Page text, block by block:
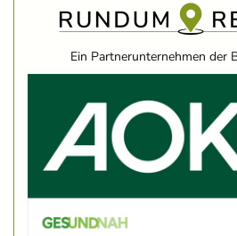
Ein Partnerunternehmen der